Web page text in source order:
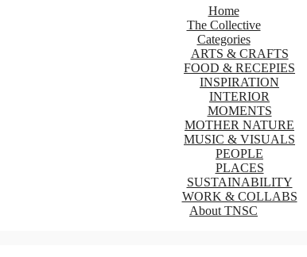
Home
The Collective
Categories
ARTS & CRAFTS
FOOD & RECEPIES
INSPIRATION
INTERIOR
MOMENTS
MOTHER NATURE
MUSIC & VISUALS
PEOPLE
PLACES
SUSTAINABILITY
WORK & COLLABS
About TNSC